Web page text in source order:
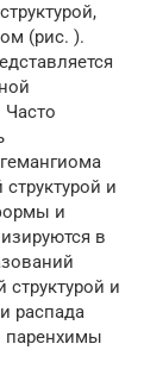
(рис. ).
и
и
в
и
распада
паренхимы